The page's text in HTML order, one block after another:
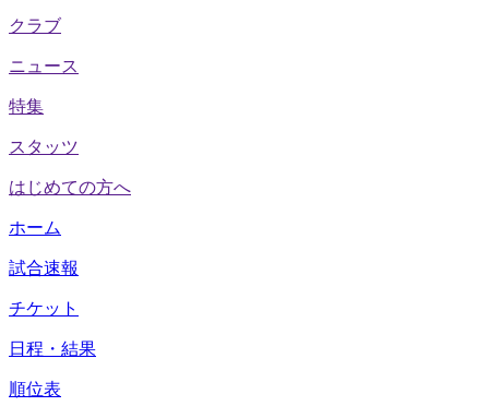
クラブ
ニュース
特集
スタッツ
はじめての方へ
ホーム
試合速報
チケット
日程・結果
順位表